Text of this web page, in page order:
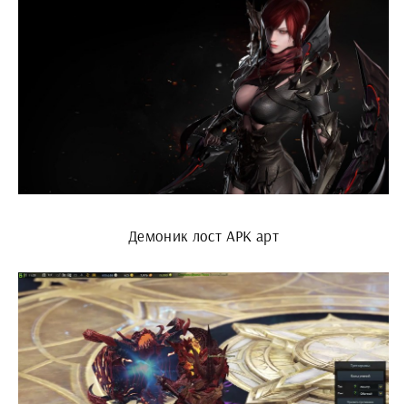
Демоник лост АРК арт